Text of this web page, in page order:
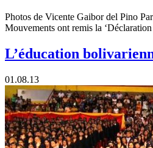
Photos de Vicente Gaibor del Pino
Mouvements ont remis la
L’éducation
01.08.13